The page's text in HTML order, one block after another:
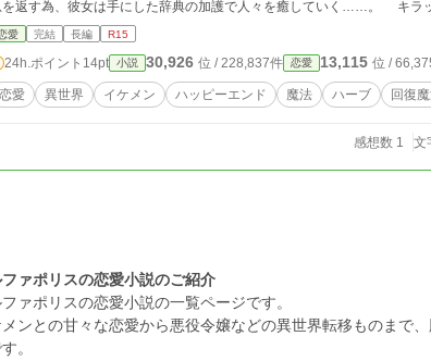
返す為、彼女は手にした辞典の加護で人々を癒していく……。 キラッキラの王子様やマッチョな騎士、優しく気さくな同僚に
れて、真白の異世界ライフが始まる！ ハーブとイケメンに癒される
愛 完結 長編 R15
24h.ポイント 14pt 小説 30,926 位 / 228,837件 恋愛 13,115 位 /
恋愛 異世界 イケメン ハッピーエンド 魔法 ハーブ 回復
感想数 1 文
ァポリスの恋愛小説のご紹介
ァポリスの恋愛小説の一覧ページです。
ンとの甘々な恋愛から悪役令嬢などの異世界転移ものまで
。